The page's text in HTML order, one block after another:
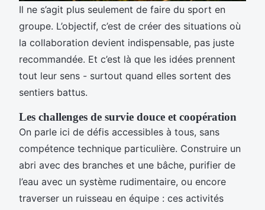
Il ne s’agit plus seulement de faire du sport en
groupe. L’objectif, c’est de créer des situations où
la collaboration devient indispensable, pas juste
recommandée. Et c’est là que les idées prennent
tout leur sens - surtout quand elles sortent des
sentiers battus.
Les challenges de survie douce et coopération
On parle ici de défis accessibles à tous, sans
compétence technique particulière. Construire un
abri avec des branches et une bâche, purifier de
l’eau avec un système rudimentaire, ou encore
traverser un ruisseau en équipe : ces activités